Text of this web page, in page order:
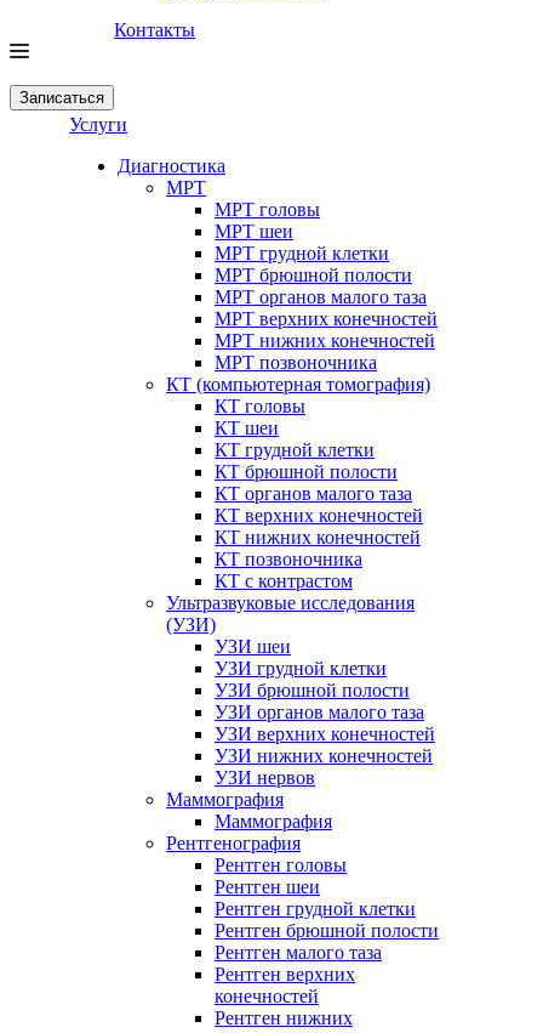
Контакты
Записаться
Услуги
Диагностика
МРТ
МРТ головы
МРТ шеи
МРТ грудной клетки
МРТ брюшной полости
МРТ органов малого таза
МРТ верхних конечностей
МРТ нижних конечностей
МРТ позвоночника
КТ (компьютерная томография)
КТ головы
КТ шеи
КТ грудной клетки
КТ брюшной полости
КТ органов малого таза
КТ верхних конечностей
КТ нижних конечностей
КТ позвоночника
КТ с контрастом
Ультразвуковые исследования
(УЗИ)
УЗИ шеи
УЗИ грудной клетки
УЗИ брюшной полости
УЗИ органов малого таза
УЗИ верхних конечностей
УЗИ нижних конечностей
УЗИ нервов
Маммография
Маммография
Рентгенография
Рентген головы
Рентген шеи
Рентген грудной клетки
Рентген брюшной полости
Рентген малого таза
Рентген верхних
конечностей
Рентген нижних